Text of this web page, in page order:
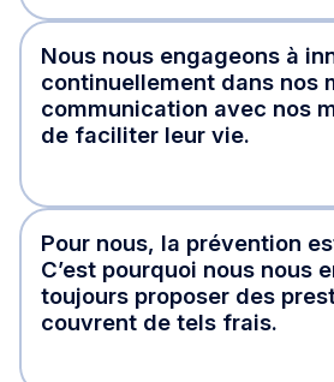
Nous nous engageons à
continuellement dans nos
communication avec nos
de faciliter leur vie.
Pour nous, la prévention
C’est pourquoi nous nous
toujours proposer des
couvrent de tels frais.